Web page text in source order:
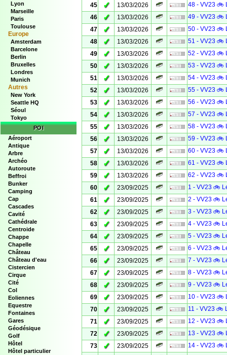
Lyon
Marseille
Paris
Toulouse
Europe
Amsterdam
Barcelone
Berlin
Bruxelles
Londres
Munich
Autres
New York
Seattle HQ
Séoul
Tokyo
POI
Aéroport
Antique
Arbre
Archéo
Autoroute
Beffroi
Bunker
Camping
Cap
Cascades
Cavité
Cathédrale
Centroide
Chappe
Chapelle
Château
Château d'eau
Cistercien
Cirque
Cité
Col
Eoliennes
Equestre
Fontaines
Gares
Géodésique
Golf
Hôtel
Hôtel particulier
45
✓ 13/03/2026
48 - VV23 🚲
46
✓ 13/03/2026
49 - VV23 🚲
47
✓ 13/03/2026
50 - VV23 🚲
48
✓ 13/03/2026
51 - VV23 🚲
49
✓ 13/03/2026
52 - VV23 🚲
50
✓ 13/03/2026
53 - VV23 🚲
51
✓ 13/03/2026
54 - VV23 🚲
52
✓ 13/03/2026
55 - VV23 🚲
53
✓ 13/03/2026
56 - VV23 🚲
54
✓ 13/03/2026
57 - VV23 🚲
55
✓ 13/03/2026
58 - VV23 🚲
56
✓ 13/03/2026
59 - VV23 🚲
57
✓ 13/03/2026
60 - VV23 🚲
58
✓ 13/03/2026
61 - VV23 🚲
59
✓ 13/03/2026
62 - VV23 🚲
60
✓ 23/09/2025
1 - VV23 🚲
61
✓ 23/09/2025
2 - VV23 🚲
62
✓ 23/09/2025
3 - VV23 🚲
63
✓ 23/09/2025
4 - VV23 🚲
64
✓ 23/09/2025
5 - VV23 🚲
65
✓ 23/09/2025
6 - VV23 🚲
66
✓ 23/09/2025
7 - VV23 🚲
67
✓ 23/09/2025
8 - VV23 🚲
68
✓ 23/09/2025
9 - VV23 🚲
69
✓ 23/09/2025
10 - VV23 🚲
70
✓ 23/09/2025
11 - VV23 🚲
71
✓ 23/09/2025
12 - VV23 🚲
72
✓ 23/09/2025
13 - VV23 🚲
73
✓ 23/09/2025
14 - VV23 🚲